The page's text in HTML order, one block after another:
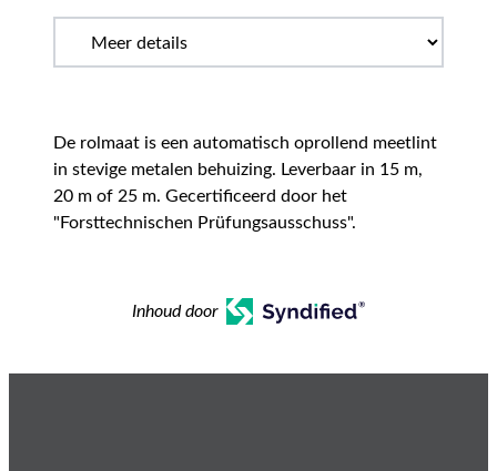
De rolmaat is een automatisch oprollend meetlint
in stevige metalen behuizing. Leverbaar in 15 m,
20 m of 25 m. Gecertificeerd door het
"Forsttechnischen Prüfungsausschuss".
Inhoud door